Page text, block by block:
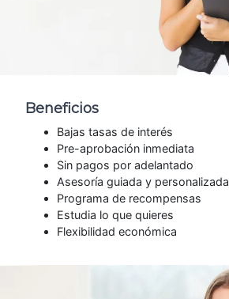
Beneficios
Bajas tasas de interés
Pre-aprobación inmediata
Sin pagos por adelantado
Asesoría guiada y personalizada
Programa de recompensas
Estudia lo que quieres
Flexibilidad económica